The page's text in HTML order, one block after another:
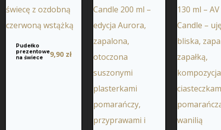
Pudełko
prezentowe
na świece
9,90 zł